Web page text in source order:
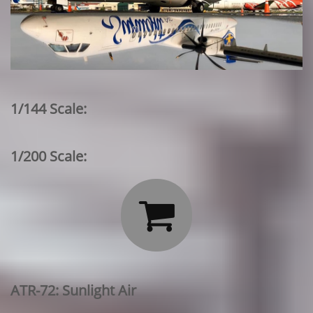
1/144 Scale:
1/200 Scale:

ATR-72: Sunlight Air